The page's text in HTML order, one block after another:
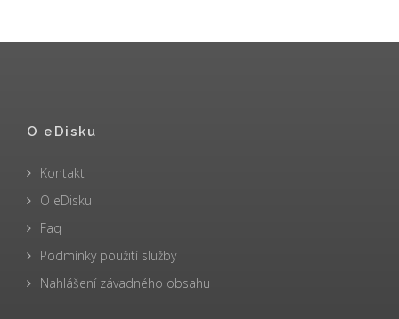
O eDisku
Kontakt
O eDisku
Faq
Podmínky použití služby
Nahlášení závadného obsahu